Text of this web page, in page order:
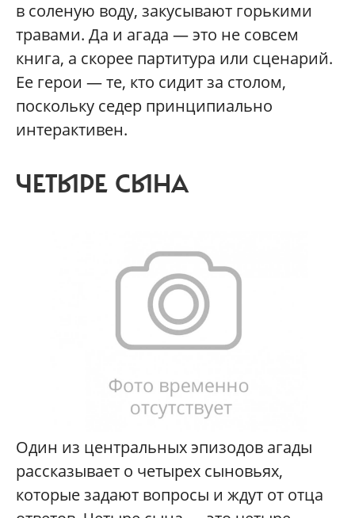
в соленую воду, закусывают горькими
травами. Да и агада — это не совсем
книга, а скорее партитура или сценарий.
Ее герои — те, кто сидит за столом,
поскольку седер принципиально
интерактивен.
ЧЕТЫРЕ СЫНА
Один из центральных эпизодов агады
рассказывает о четырех сыновьях,
которые задают вопросы и ждут от отца